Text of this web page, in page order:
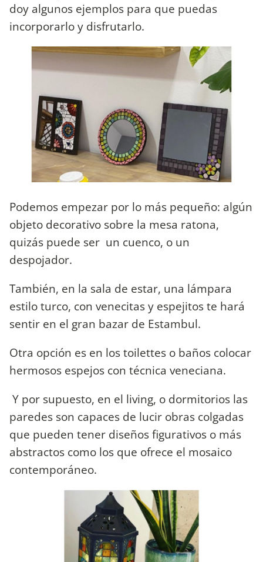
doy algunos ejemplos para que puedas
incorporarlo y disfrutarlo.
Podemos empezar por lo más pequeño: algún
objeto decorativo sobre la mesa ratona,
quizás puede ser un cuenco, o un
despojador.
También, en la sala de estar, una lámpara
estilo turco, con venecitas y espejitos te hará
sentir en el gran bazar de Estambul.
Otra opción es en los toilettes o baños colocar
hermosos espejos con técnica veneciana.
Y por supuesto, en el living, o dormitorios las
paredes son capaces de lucir obras colgadas
que pueden tener diseños figurativos o más
abstractos como los que ofrece el mosaico
contemporáneo.